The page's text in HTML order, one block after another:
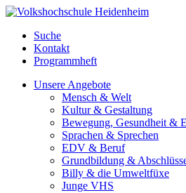
Suche
Kontakt
Programmheft
Unsere Angebote
Mensch & Welt
Kultur & Gestaltung
Bewegung, Gesundheit &
Sprachen & Sprechen
EDV & Beruf
Grundbildung &
Billy & die Umweltfüxe
Junge VHS